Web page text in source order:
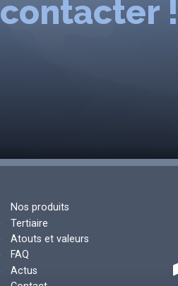
contacter !
Nos produits
Tertiaire
Atouts et valeurs
FAQ
Actus